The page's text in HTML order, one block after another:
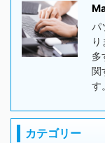
パ
多
関
す。
カテゴリー